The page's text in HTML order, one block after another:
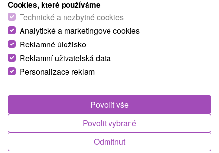
Fotografie od zákazníků +43
Cookies, které používáme
Technické a nezbytné cookies
Analytické a marketingové cookies
Reklamné úložisko
Reklamní uživatelská data
Personalizace reklam
Odmítnut
Povolit vybrané
Povolit vše